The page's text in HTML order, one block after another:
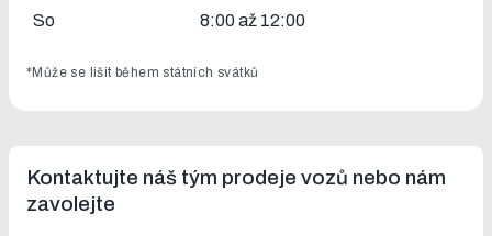
So 8:00 až 12:00
*Může se lišit během státních svátků
Kontaktujte náš tým prodeje vozů nebo nám
zavolejte